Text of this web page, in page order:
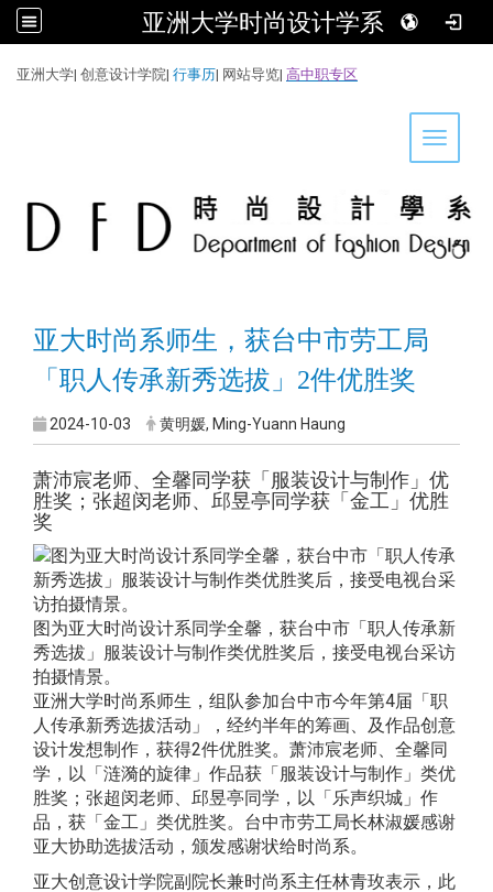
亚洲大学时尚设计学系
亚洲大学| 创意设计学院| 行事历| 网站导览| 高中职专区
Toggle
亚大时尚系师生，获台中市劳工局
「职人传承新秀选拔」2件优胜奖
2024-10-03 黄明媛, Ming-Yuann Haung
萧沛宸老师、全馨同学获「服装设计与制作」优
胜奖；张超闵老师、邱昱亭同学获「金工」优胜
奖
图为亚大时尚设计系同学全馨，获台中市「职人传承新
秀选拔」服装设计与制作类优胜奖后，接受电视台采访
拍摄情景。
亚洲大学时尚系师生，组队参加台中市今年第4届「职
人传承新秀选拔活动」，经约半年的筹画、及作品创意
设计发想制作，获得2件优胜奖。萧沛宸老师、全馨同
学，以「涟漪的旋律」作品获「服装设计与制作」类优
胜奖；张超闵老师、邱昱亭同学，以「乐声织城」作
品，获「金工」类优胜奖。台中市劳工局长林淑媛感谢
亚大协助选拔活动，颁发感谢状给时尚系。
亚大创意设计学院副院长兼时尚系主任林青玫表示，此